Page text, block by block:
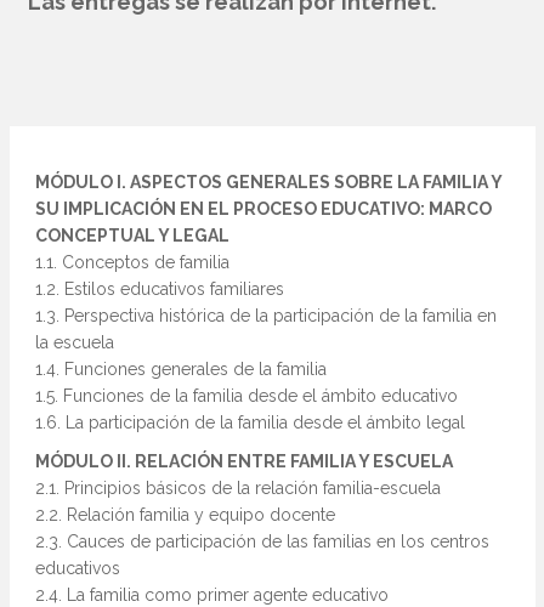
MÓDULO I. ASPECTOS GENERALES SOBRE LA FAMILIA Y
SU IMPLICACIÓN EN EL PROCESO EDUCATIVO: MARCO
CONCEPTUAL Y LEGAL
1.1. Conceptos de familia
1.2. Estilos educativos familiares
1.3. Perspectiva histórica de la participación de la familia en
la escuela
1.4. Funciones generales de la familia
1.5. Funciones de la familia desde el ámbito educativo
1.6. La participación de la familia desde el ámbito legal
MÓDULO II. RELACIÓN ENTRE FAMILIA Y ESCUELA
2.1. Principios básicos de la relación familia-escuela
2.2. Relación familia y equipo docente
2.3. Cauces de participación de las familias en los centros
educativos
2.4. La familia como primer agente educativo